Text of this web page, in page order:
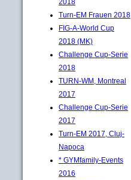
2018
Turn-EM Frauen 2018
FIG-A-World Cup
2018 (MK)
Challenge Cup-Serie
2018
TURN-WM, Montreal
2017
Challenge Cup-Serie
2017
Turn-EM 2017, Cluj-
Napoca
* GYMfamily-Events
2016